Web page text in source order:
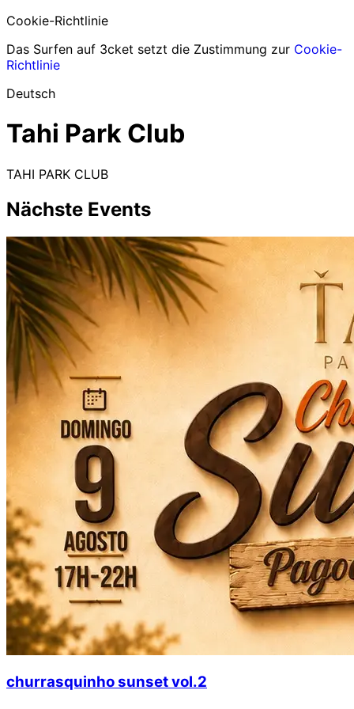
Cookie-Richtlinie
Das Surfen auf 3cket setzt die Zustimmung zur Cookie-
Richtlinie
Deutsch
Tahi Park Club
TAHI PARK CLUB
Nächste Events
churrasquinho sunset vol.2